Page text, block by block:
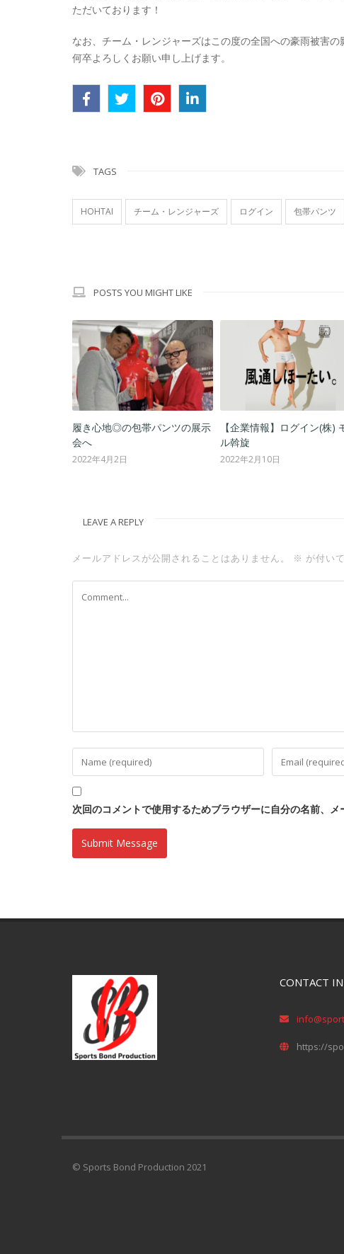
ただいております！
なお、チーム・レンジャーズはこの度の全国への豪雨被害
何卒よろしくお願い申し上げます。
TAGS
HOHTAI チーム・レンジャーズ ログイン 包帯パンツ
POSTS YOU MIGHT LIKE
履き心地◎の包帯パンツの展示
会へ
2022年4月2日
【企業情報】ログイン(株)
ル斡旋
2022年2月10日
LEAVE A REPLY
メールアドレスが公開されることはありません。 ※ が付い
次回のコメントで使用するためブラウザーに自分の名前、メ
CONTACT
https://
© Sports Bond Production 2021